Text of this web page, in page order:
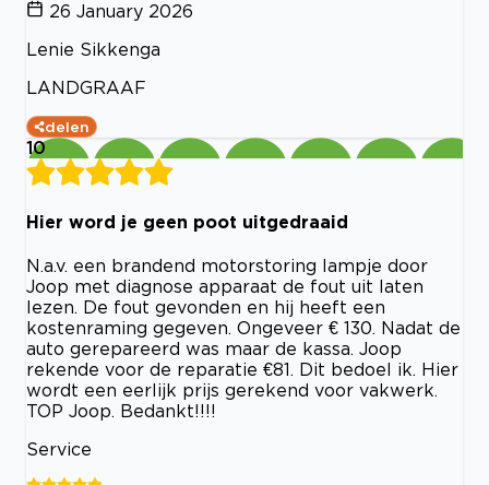
26 January 2026
Lenie Sikkenga
LANDGRAAF
delen
10
Hier word je geen poot uitgedraaid
N.a.v. een brandend motorstoring lampje door
Joop met diagnose apparaat de fout uit laten
lezen. De fout gevonden en hij heeft een
kostenraming gegeven. Ongeveer € 130. Nadat de
auto gerepareerd was maar de kassa. Joop
rekende voor de reparatie €81. Dit bedoel ik. Hier
wordt een eerlijk prijs gerekend voor vakwerk.
TOP Joop. Bedankt!!!!
Service